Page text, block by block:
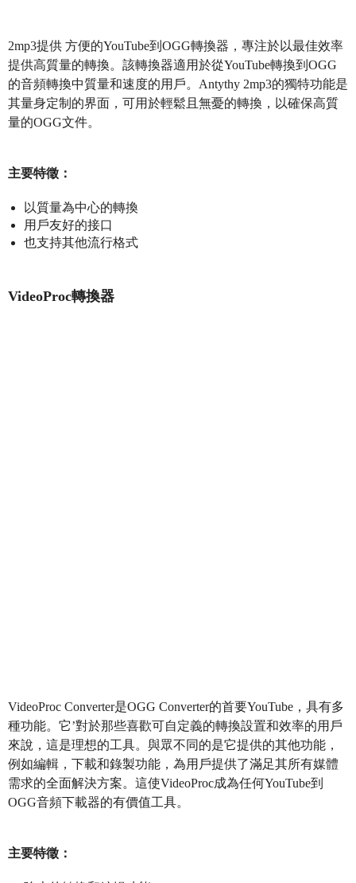
2mp3提供 方便的YouTube到OGG轉換器，專注於以最佳效率
提供高質量的轉換。該轉換器適用於從YouTube轉換到OGG
的音頻轉換中質量和速度的用戶。Antythy 2mp3的獨特功能是
其量身定制的界面，可用於輕鬆且無憂的轉換，以確保高質
量的OGG文件。
主要特徵：
以質量為中心的轉換
用戶友好的接口
也支持其他流行格式
VideoProc轉換器
VideoProc Converter是OGG Converter的首要YouTube，具有多
種功能。它’對於那些喜歡可自定義的轉換設置和效率的用戶
來說，這是理想的工具。與眾不同的是它提供的其他功能，
例如編輯，下載和錄製功能，為用戶提供了滿足其所有媒體
需求的全面解決方案。這使VideoProc成為任何YouTube到
OGG音頻下載器的有價值工具。
主要特徵：